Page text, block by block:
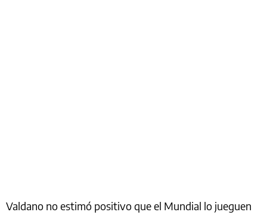
Valdano no estimó positivo que el Mundial lo jueguen